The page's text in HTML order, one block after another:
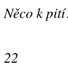
Něco k
22